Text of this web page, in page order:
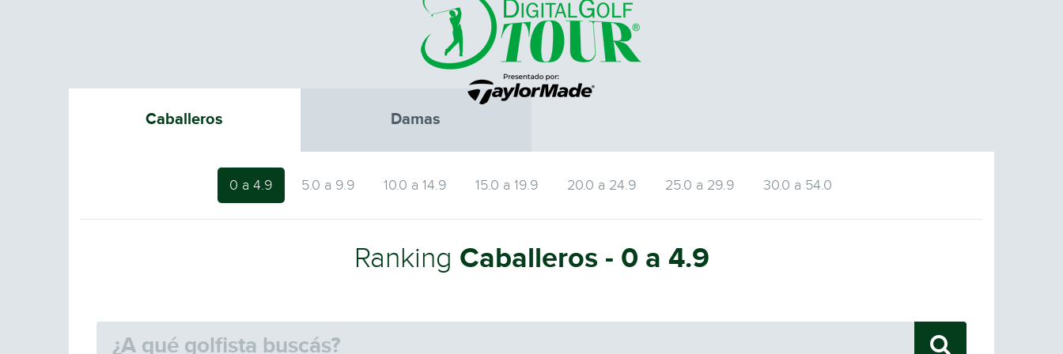
Caballeros Damas
0 a 4.9 5.0 a 9.9 10.0 a 14.9 15.0 a 19.9 20.0 a 24.9 25.0 a 29.9 30.0 a 54.0
Ranking Caballeros - 0 a 4.9